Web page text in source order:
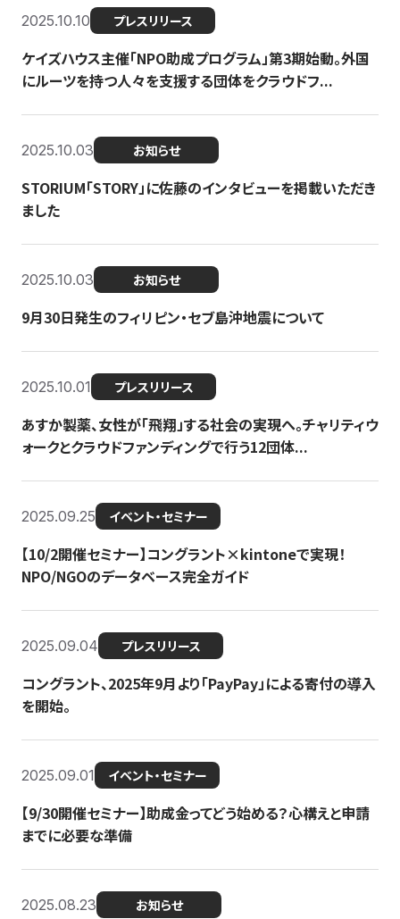
2025.10.10 プレスリリース
ケイズハウス主催「NPO助成プログラム」第3期始動。外国
にルーツを持つ人々を支援する団体をクラウドフ...
2025.10.03 お知らせ
STORIUM「STORY」に佐藤のインタビューを掲載いただき
ました
2025.10.03 お知らせ
9月30日発生のフィリピン・セブ島沖地震について
2025.10.01 プレスリリース
あすか製薬、女性が「飛翔」する社会の実現へ。チャリティウ
ォークとクラウドファンディングで行う12団体...
2025.09.25 イベント・セミナー
【10/2開催セミナー】コングラント×kintoneで実現！
NPO/NGOのデータベース完全ガイド
2025.09.04 プレスリリース
コングラント、2025年9月より「PayPay」による寄付の導入
を開始。
2025.09.01 イベント・セミナー
【9/30開催セミナー】助成金ってどう始める？心構えと申請
までに必要な準備
2025.08.23 お知らせ